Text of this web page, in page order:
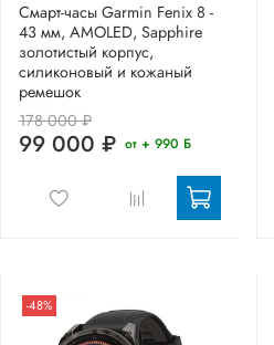
Смарт-часы Garmin Fenix 8 -
43 мм, AMOLED, Sapphire
золотистый корпус,
силиконовый и кожаный
ремешок
178 000 ₽
99 000 ₽ от + 990 Б
-48%